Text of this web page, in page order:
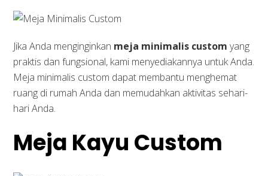
Jika Anda menginginkan meja minimalis custom yang
praktis dan fungsional, kami menyediakannya untuk Anda.
Meja minimalis custom dapat membantu menghemat
ruang di rumah Anda dan memudahkan aktivitas sehari-
hari Anda.
Meja Kayu Custom